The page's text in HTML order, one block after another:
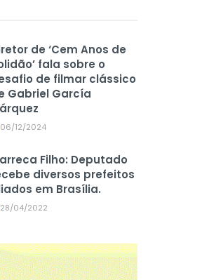
de ‘Cem Anos de
fala sobre o
de filmar clássico
Gabriel García
06/12/2024
Filho: Deputado
diversos prefeitos
em Brasília.
28/04/2022